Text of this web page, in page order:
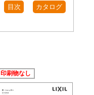
目次 カタログ
印刷物なし